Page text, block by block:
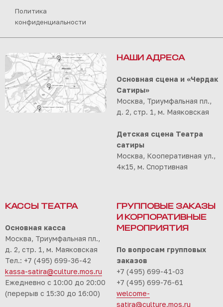
Политика
конфиденциальности
НАШИ АДРЕСА
Основная сцена и «Чердак
Сатиры»
Москва, Триумфальная пл.,
д. 2, стр. 1, м. Маяковская
Детская сцена Театра
сатиры
Москва, Кооперативная ул.,
4к15, м. Спортивная
КАССЫ ТЕАТРА
Основная касса
Москва, Триумфальная пл.,
д. 2, стр. 1, м. Маяковская
Тел.: +7 (495) 699-36-42
kassa-satira@culture.mos.ru
Ежедневно с 10:00 до 20:00
(перерыв с 15:30 до 16:00)
ГРУППОВЫЕ ЗАКАЗЫ
И КОРПОРАТИВНЫЕ
МЕРОПРИЯТИЯ
По вопросам групповых
заказов
+7 (495) 699-41-03
+7 (495) 699-76-61
welcome-
satira@culture.mos.ru